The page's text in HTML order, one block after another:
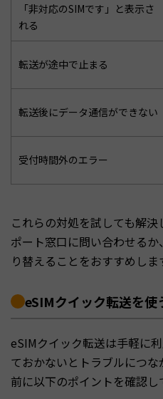
「非対応のSIMです」と表示さ
れる
転送が途中で止まる
転送後にデータ通信ができない
受付時間外のエラー
これらの対処を試しても解
ポート窓口に問い合わせる
り替えることをおすすめしま
eSIMクイック転送を使
eSIMクイック転送は手軽に
ておかないとトラブルにつ
前に以下のポイントを確認し